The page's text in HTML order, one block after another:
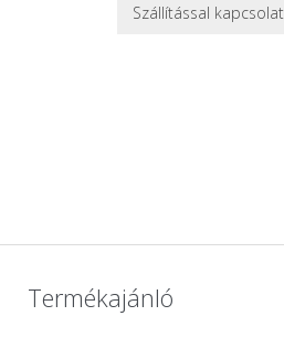
Szállítással
és azonnal eljutott
Termékajánló